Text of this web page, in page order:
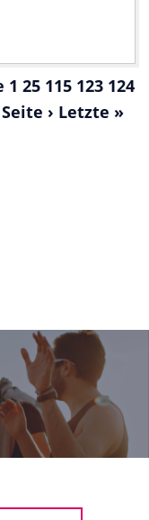
1 25 115 123 124
› Letzte »